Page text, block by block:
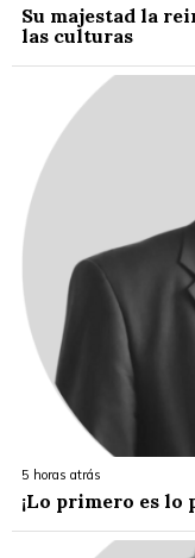
Su majestad la
las culturas
5 horas atrás
¡Lo primero es lo